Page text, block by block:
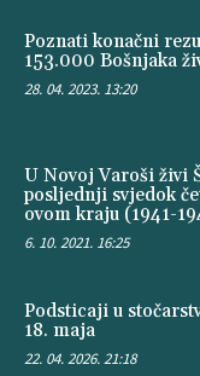
Poznati konačni
153.000 Bošnjaka
28. 04. 2023. 13:20
U Novoj Varoši živi
posljednji svjedok
ovom kraju (1941-
6. 10. 2021. 16:25
Podsticaji u
18. maja
22. 04. 2026. 21:18